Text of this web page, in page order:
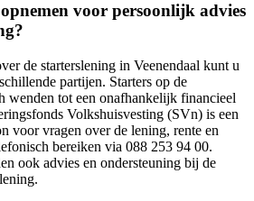
voor persoonlijk advies
de starterslening in Veenendaal kunt u
partijen. Starters op de
wenden tot een onafhankelijk financieel
Volkshuisvesting (SVn) is een
voor vragen over de lening, rente en
bereiken via 088 253 94 00.
ook advies en ondersteuning bij de